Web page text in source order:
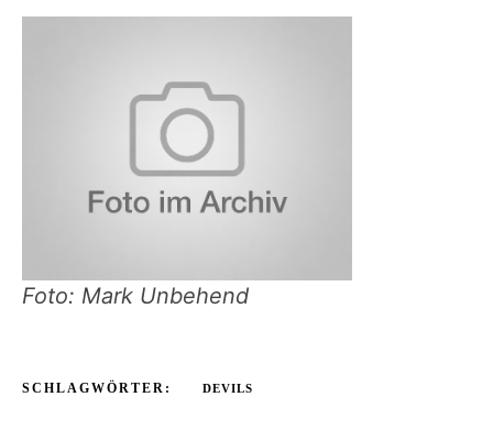
Foto: Mark Unbehend
SCHLAGWÖRTER: DEVILS